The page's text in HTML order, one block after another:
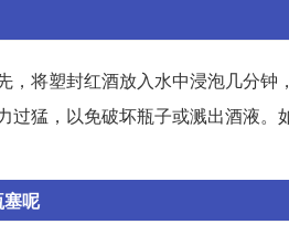
将塑封红酒放入水中浸泡几分
猛，以免破坏瓶子或溅出酒液
呢